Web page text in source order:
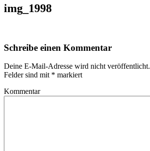
img_1998
Schreibe einen Kommentar
Deine E-Mail-Adresse wird nicht veröffentlicht.
Felder sind mit * markiert
Kommentar